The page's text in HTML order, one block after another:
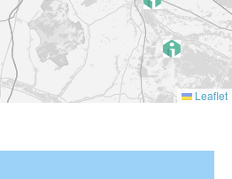
Leaflet